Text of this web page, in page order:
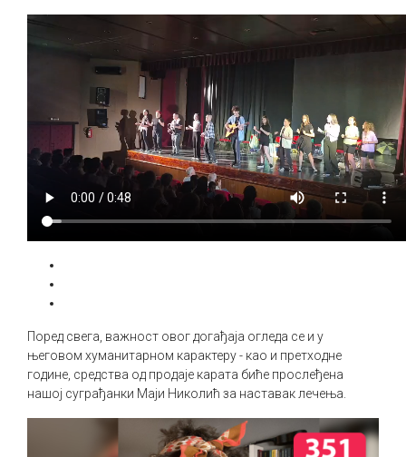
Поред свега, важност овог догађаја огледа се и у
његовом хуманитарном карактеру - као и претходне
године, средства од продаје карата биће прослеђена
нашој суграђанки Маји Николић за наставак лечења.